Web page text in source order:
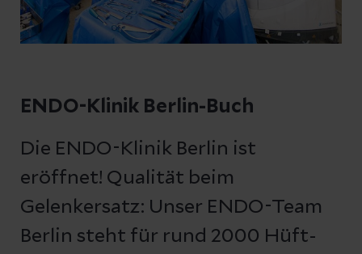
ENDO-Klinik Berlin-Buch
Die ENDO-Klinik Berlin ist
eröffnet! Qualität beim
Gelenkersatz: Unser ENDO-Team
Berlin steht für rund 2000 Hüft-